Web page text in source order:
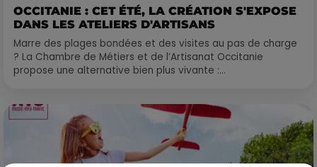
OCCITANIE : CET ÉTÉ, LA CRÉATION S'EXPOSE
DANS LES ATELIERS D'ARTISANS
Marre des plages bondées et des visites au pas de charge
? La Chambre de Métiers et de l’Artisanat Occitanie
propose une alternative bien plus vivante :...